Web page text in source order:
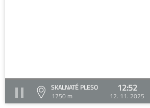
SKALNATÉ PLESO
1750 m
12:52
12. 11. 2025